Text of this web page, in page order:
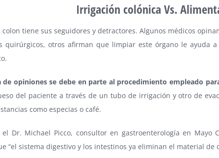
Irrigación colónica Vs.
colon tiene sus seguidores y detractores. Algunos médicos
quirúrgicos, otros afirman que limpiar este órgano le ayuda
de opiniones se debe en parte al procedimiento empleado
del paciente a través de un tubo de irrigación y otro de
como especias o café.
el Dr. Michael Picco, consultor en gastroenterología en Mayo
“el sistema digestivo y los intestinos ya eliminan el material de